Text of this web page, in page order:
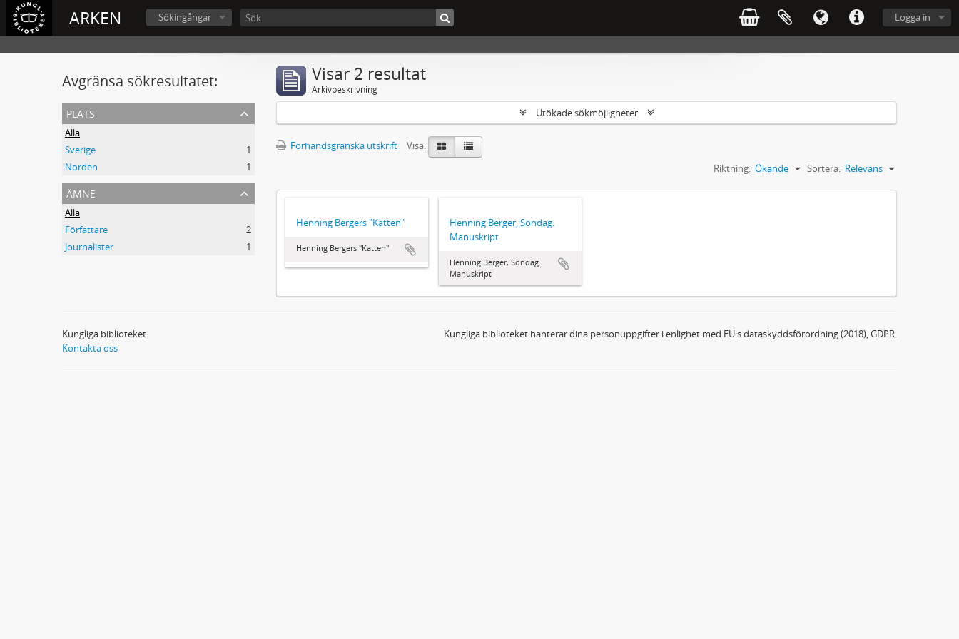
ARKEN Logga in
Sökingångar
Avgränsa sökresultatet:
plats
Alla
Sverige
1
Norden
1
ämne
Alla
Författare
2
Journalister
1
Visar 2 resultat
Arkivbeskrivning
Utökade sökmöjligheter
Förhandsgranska utskrift
Visa:
Sortera: Relevans
Riktning: Ökande
Henning Bergers "Katten"
Henning Bergers "Katten"
Henning Berger, Söndag.
Manuskript
Henning Berger, Söndag.
Manuskript
Kungliga biblioteket
Kontakta oss
Kungliga biblioteket hanterar dina personuppgifter i enlighet med EU:s dataskyddsförordning (2018), GDPR.